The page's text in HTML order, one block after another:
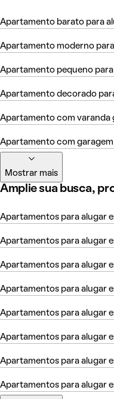
Apartamento barato para
Apartamento moderno
Apartamento pequeno
Apartamento decorado
Apartamento com varanda
Apartamento com
Mostrar mais
Amplie sua busca,
Apartamentos para alugar
Apartamentos para alugar
Apartamentos para alugar
Apartamentos para alugar
Apartamentos para alugar
Apartamentos para alugar
Apartamentos para alugar
Apartamentos para alugar